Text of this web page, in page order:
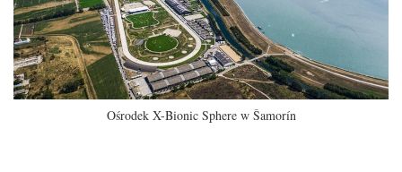
Ośrodek X-Bionic Sphere w Šamorín